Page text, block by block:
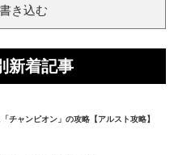
き込む
新着記事
チャンピオン」の攻略【アルスト攻略】